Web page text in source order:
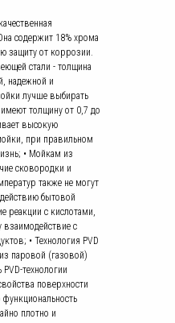
содержит 18% хрома
защиту от коррозии.
стали - толщина
надежной и
лучше выбирать
толщину от 0,7 до
высокую
при правильном
• Мойкам из
сковородки и
также не могут
бытовой
реакции с кислотами,
с
• Технология PVD
паровой (газовой)
технологии
поверхности
плотно и